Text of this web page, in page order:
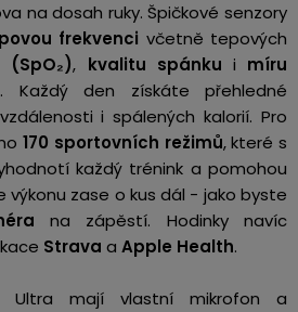
na dosah ruky. Špičkové senzory
frekvenci včetně tepových
(SpO₂), kvalitu spánku i míru
Každý den získáte přehledné
i spálených kalorií. Pro
170 sportovních režimů, které s
každý trénink a pomohou
zase o kus dál - jako byste
na zápěstí. Hodinky navíc
Strava a Apple Health.
Ultra mají vlastní mikrofon a